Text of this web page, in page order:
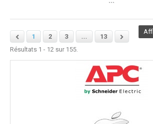
```
1 2 3 ...
13
Résultats 1 - 12 sur 155.